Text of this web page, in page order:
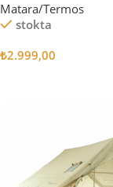
Matara/Termos
stokta
₺2.999,00